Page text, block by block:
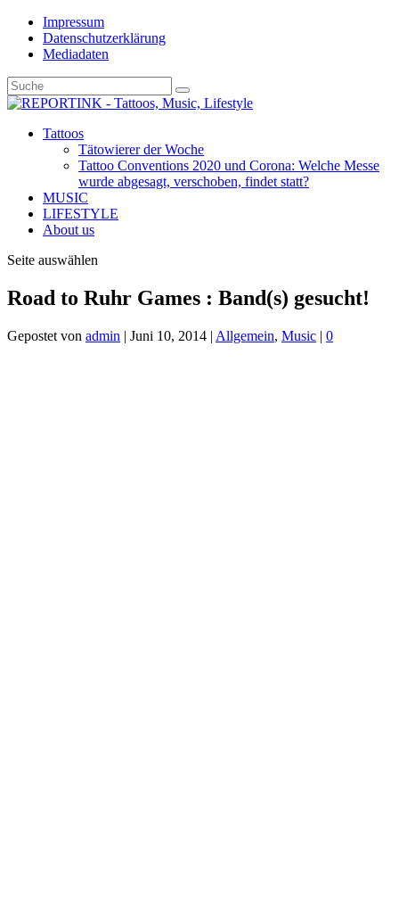
Impressum
Datenschutzerklärung
Mediadaten
Tattoos
Tätowierer der Woche
Tattoo Conventions 2020 und Corona: Welche Messe
wurde abgesagt, verschoben, findet statt?
MUSIC
LIFESTYLE
About us
Seite auswählen
Road to Ruhr Games : Band(s) gesucht!
Gepostet von admin | Juni 10, 2014 | Allgemein, Music | 0